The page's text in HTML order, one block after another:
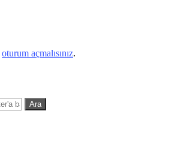
oturum açmalısınız.